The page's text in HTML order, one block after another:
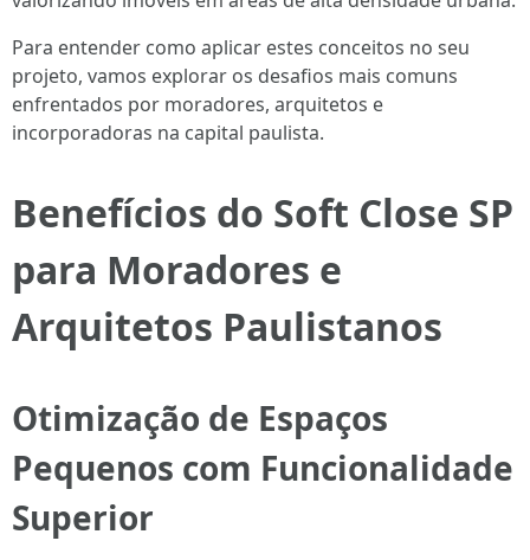
Para entender como aplicar estes conceitos no seu
projeto, vamos explorar os desafios mais comuns
enfrentados por moradores, arquitetos e
incorporadoras na capital paulista.
Benefícios do Soft Close SP
para Moradores e
Arquitetos Paulistanos
Otimização de Espaços
Pequenos com Funcionalidade
Superior